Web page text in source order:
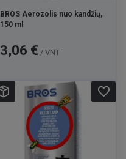
BROS Aerozolis nuo kandžių,
150 ml
Kaina
3,06 € / VNT
favorite_border